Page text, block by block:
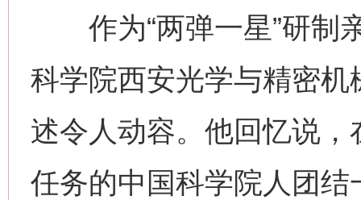
作为“两弹一星”研制
科学院西安光学与精密
述令人动容。他回忆说
任务的中国科学院人团